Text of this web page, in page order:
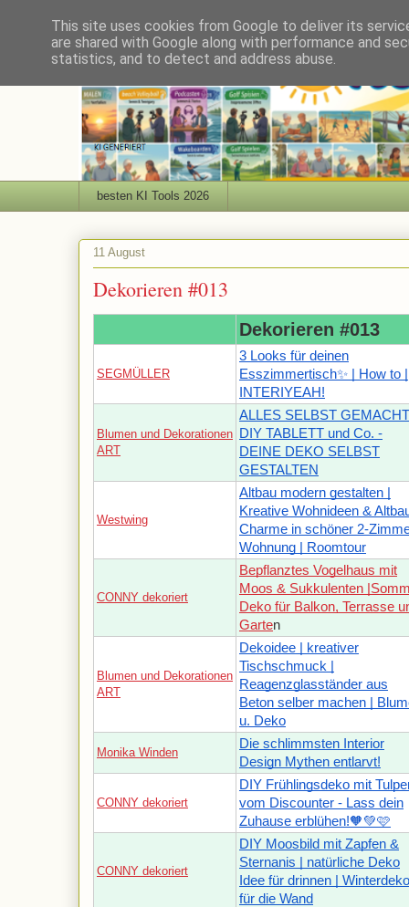
besten KI Tools 2026
11 August
Dekorieren #013
Dekorieren #013
SEGMÜLLER
3 Looks für deinen
Esszimmertisch✨ | How to |
INTERIYEAH!
Blumen und Dekorationen
ART
ALLES SELBST
DIY TABLETT und Co. -
DEINE DEKO SELBST
GESTALTEN
Westwing
Altbau modern gestalten |
Kreative Wohnideen &
Charme in schöner 2-
Wohnung | Roomtour
CONNY dekoriert
Bepflanztes Vogelhaus mit
Moos & Sukkulenten
Deko für Balkon, Terrasse
Garten
Blumen und Dekorationen
ART
Dekoidee | kreativer
Tischschmuck |
Reagenzglasständer aus
Beton selber machen |
u. Deko
Monika Winden
Die schlimmsten Interior
Design Mythen entlarvt!
CONNY dekoriert
DIY Frühlingsdeko mit
vom Discounter - Lass dein
Zuhause erblühen!🧡💚🩷
CONNY dekoriert
DIY Moosbild mit Zapfen &
Sternanis | natürliche Deko
Idee für drinnen | Winterdeko
für die Wand
This site uses cookies from Google to deliver its
are shared with Google along with performance and
statistics, and to detect and address abuse.